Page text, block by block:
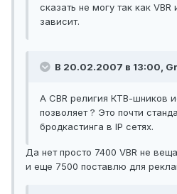
сказать не могу так как VBR
зависит.
В 20.02.2007 в 13:00,
А CBR религия КТВ-шников
позволяет ? Это почти
бродкастинга в IP сетях.
Да нет просто 7400 VBR не
и еще 7500 поставлю для